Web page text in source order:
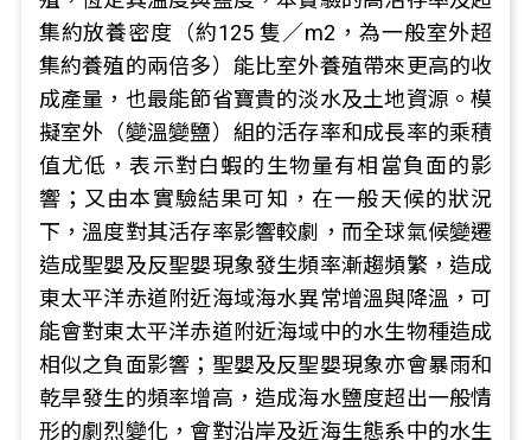
集約放養密度（約125 隻／m2，為一般室外超
集約養殖的兩倍多）能比室外養殖帶來更高的收
成產量，也最能節省寶貴的淡水及土地資源。模
擬室外（變溫變鹽）組的活存率和成長率的乘積
值尤低，表示對白蝦的生物量有相當負面的影
響；又由本實驗結果可知，在一般天候的狀況
下，溫度對其活存率影響較劇，而全球氣候變遷
造成聖嬰及反聖嬰現象發生頻率漸趨頻繁，造成
東太平洋赤道附近海域海水異常增溫與降溫，可
能會對東太平洋赤道附近海域中的水生物種造成
相似之負面影響；聖嬰及反聖嬰現象亦會暴雨和
乾旱發生的頻率增高，造成海水鹽度超出一般情
形的劇烈變化，會對沿岸及近海生態系中的水生